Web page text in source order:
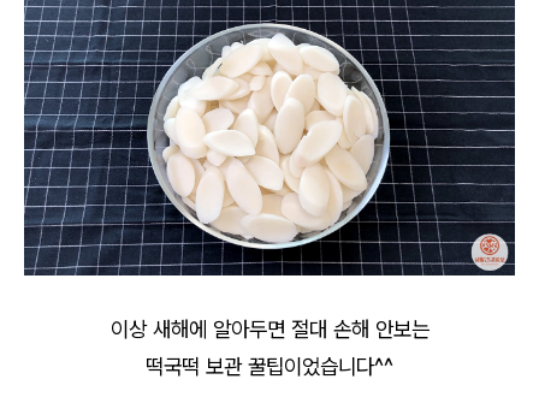
이상 새해에 알아두면 절대 손해 안보는
떡국떡 보관 꿀팁이었습니다^^